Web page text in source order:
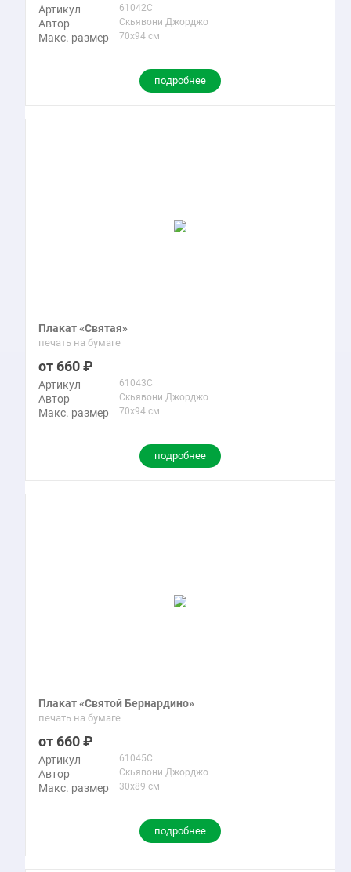
Артикул 61042C
Автор Скьявони Джорджо
Макс. размер 70x94 см
подробнее
Плакат «Святая»
печать на бумаге
660
Артикул 61043C
Автор Скьявони Джорджо
Макс. размер 70x94 см
подробнее
Плакат «Святой Бернардино»
печать на бумаге
660
Артикул 61045C
Автор Скьявони Джорджо
Макс. размер 30x89 см
подробнее